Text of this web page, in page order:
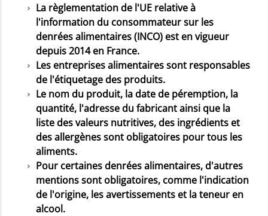
La règlementation de l'UE relative à
l'information du consommateur sur les
denrées alimentaires (INCO) est en vigueur
depuis 2014 en France.
Les entreprises alimentaires sont responsables
de l'étiquetage des produits.
Le nom du produit, la date de péremption, la
quantité, l'adresse du fabricant ainsi que la
liste des valeurs nutritives, des ingrédients et
des allergènes sont obligatoires pour tous les
aliments.
Pour certaines denrées alimentaires, d'autres
mentions sont obligatoires, comme l'indication
de l'origine, les avertissements et la teneur en
alcool.